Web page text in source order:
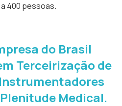
400 pessoas.
do Brasil
Terceirização de
Medical.